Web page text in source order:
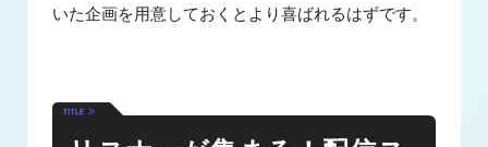
いた企画を用意しておくとより喜ばれるはずです。